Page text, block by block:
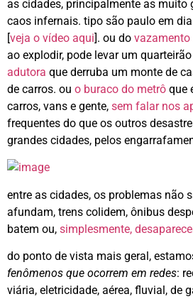
as cidades, principalmente as muito
caos infernais. tipo são paulo em
[veja o vídeo aqui]. ou do vazamento
ao explodir, pode levar um
adutora que derruba um monte de
de carros. ou o buraco do metrô que
carros, vans e gente, sem falar nos
frequentes do que os outros
grandes cidades, pelos
entre as cidades, os problemas não
afundam, trens colidem, ônibus
batem ou, simplesmente,
do ponto de vista mais geral,
fenômenos que ocorrem em redes:
viária, eletricidade, aérea, fluvial, de